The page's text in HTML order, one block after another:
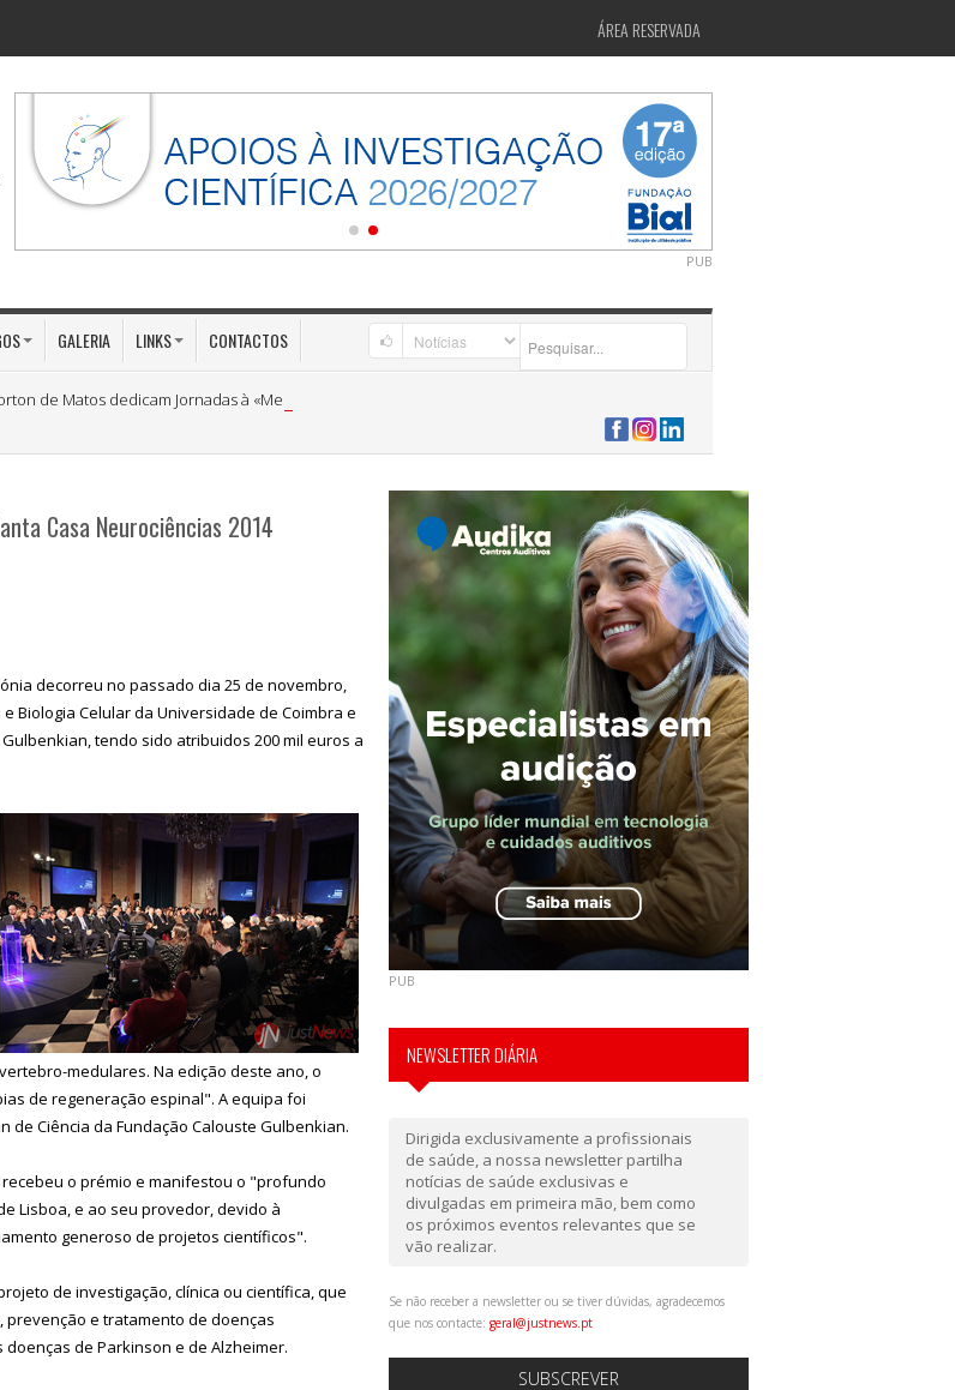
ÁREA RESERVADA
PUB
GALERIA LINKS CONTACTOS
de Matos dedicam Jornadas à «Medicina Preventiva»
Casa Neurociências 2014
decorreu no passado dia 25 de novembro,
Biologia Celular da Universidade de Coimbra e
tendo sido atribuidos 200 mil euros a
medulares. Na edição deste ano, o
de regeneração espinal". A equipa foi
Ciência da Fundação Calouste Gulbenkian.
o prémio e manifestou o "profundo
Lisboa, e ao seu provedor, devido à
generoso de projetos científicos".
de investigação, clínica ou científica, que
e tratamento de doenças
de Parkinson e de Alzheimer.
PUB
NEWSLETTER DIÁRIA
Dirigida exclusivamente a profissionais
de saúde, a nossa newsletter partilha
notícias de saúde exclusivas e
divulgadas em primeira mão, bem como
os próximos eventos relevantes que se
vão realizar.
Se não receber a newsletter ou se tiver dúvidas, agradecemos
que nos contacte: geral@justnews.pt
SUBSCREVER